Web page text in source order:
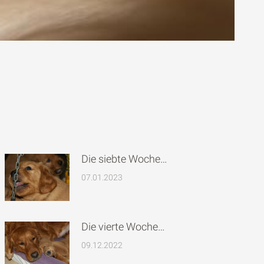
Die siebte Woche…
07.01.2023
Die vierte Woche…
09.12.2022